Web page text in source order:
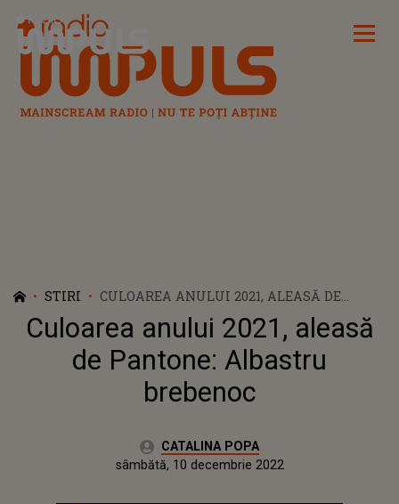
Radio Impuls
STIRI
CULOAREA ANULUI 2021, ALEASĂ DE
PANTONE: ALBASTRU BREBENOC
Culoarea anului 2021, aleasă
de Pantone: Albastru
brebenoc
Autor:CATALINA POPA
vineri, 10 decembrie 2021
Actualizat:
sâmbătă, 10 decembrie 2022